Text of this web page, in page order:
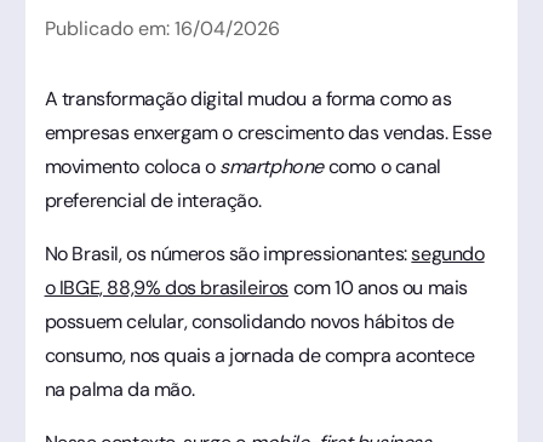
Publicado em: 16/04/2026
A transformação digital mudou a forma como as
empresas enxergam o crescimento das vendas. Esse
movimento coloca osmartphonecomo o canal
preferencial de interação.
No Brasil, os números são impressionantes:segundo
o IBGE, 88,9% dos brasileiroscom 10 anos ou mais
possuem celular, consolidando novos hábitos de
consumo, nos quais a jornada de compra acontece
na palma da mão.